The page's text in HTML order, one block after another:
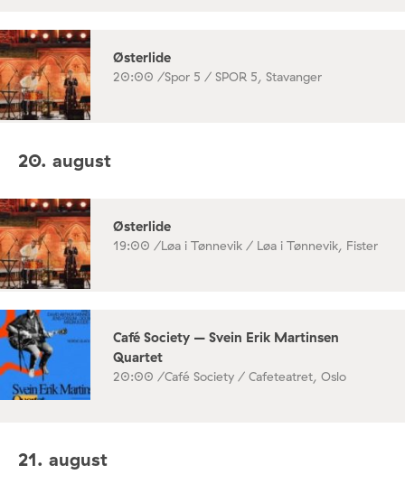
Østerlide
20:00 /Spor 5 / SPOR 5, Stavanger
20. august
Østerlide
19:00 /Løa i Tønnevik / Løa i Tønnevik, Fister
Café Society – Svein Erik Martinsen
Quartet
20:00 /Café Society / Cafeteatret, Oslo
21. august